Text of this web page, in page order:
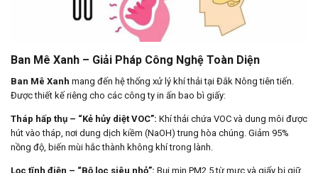
Ban Mê Xanh – Giải Pháp Công Nghệ Toàn Diện
Ban Mê Xanh mang đến hệ thống xử lý khí thải tại Đắk Nông tiên tiến.
Được thiết kế riêng cho các công ty in ấn bao bì giấy:
Tháp hấp thụ – “Kẻ hủy diệt VOC”: Khí thải chứa VOC và dung môi được
hút vào tháp, nơi dung dịch kiềm (NaOH) trung hòa chúng. Giảm 95%
nồng độ, biến mùi hắc thành không khí trong lành.
Lọc tĩnh điện – “Bộ lọc siêu nhỏ”: Bụi mịn PM2.5 từ mực và giấy bị giữ